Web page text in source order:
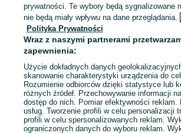
Mapa kategorii
Mapa miejscowości
Mapa ministron
Popularne wyszukiwania
prywatności. Te wybory będą sygnalizowane
nie będą miały wpływu na dane przeglądania.
Polityka Prywatności
Wraz z naszymi partnerami
zapewnienia:
Użycie dokładnych danych
skanowanie charakterystyki urządzenia do
Rozumienie odbiorców dzięki statystyce lub
różnych źródeł. Przechowywanie informacji
dostęp do nich. Pomiar efektywności reklam.
usług. Tworzenie profili w celu personalizacji
profili w celu spersonalizowanych reklam.
ograniczonych danych do wyboru reklam.